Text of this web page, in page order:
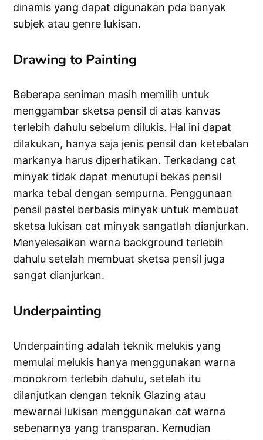
dinamis yang dapat digunakan pda banyak
subjek atau genre lukisan.
Drawing to Painting
Beberapa seniman masih memilih untuk
menggambar sketsa pensil di atas kanvas
terlebih dahulu sebelum dilukis. Hal ini dapat
dilakukan, hanya saja jenis pensil dan ketebalan
markanya harus diperhatikan. Terkadang cat
minyak tidak dapat menutupi bekas pensil
marka tebal dengan sempurna. Penggunaan
pensil pastel berbasis minyak untuk membuat
sketsa lukisan cat minyak sangatlah dianjurkan.
Menyelesaikan warna background terlebih
dahulu setelah membuat sketsa pensil juga
sangat dianjurkan.
Underpainting
Underpainting adalah teknik melukis yang
memulai melukis hanya menggunakan warna
monokrom terlebih dahulu, setelah itu
dilanjutkan dengan teknik Glazing atau
mewarnai lukisan menggunakan cat warna
sebenarnya yang transparan. Kemudian